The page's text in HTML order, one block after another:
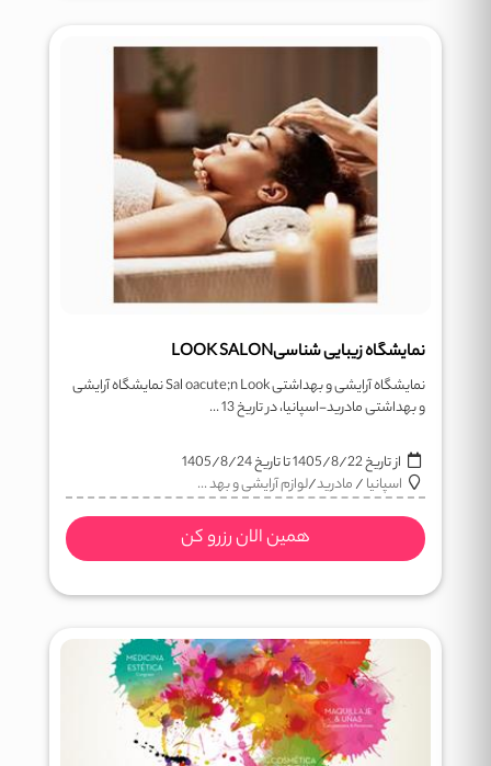
نمایشگاه زیبایی شناسیLOOK SALON
نمایشگاه آرایشی و بهداشتی Sal oacute;n Look نمایشگاه آرایشی
و بهداشتی مادرید-اسپانیا، در تاریخ 13 ...
از تاریخ1405/8/22تا تاریخ1405/8/24
اسپانیا/مادرید/لوازم آرایشی و بهد ...
همین الان رزرو کن